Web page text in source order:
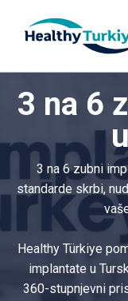
p
t
o
o
n
t
t
3 na 6
3 na 6 zubni
standarde skrbi,
Healthy Türkiye
implantate u
360-stupnjevni